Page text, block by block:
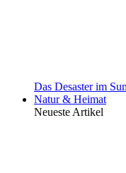
Das Desaster im
Natur & Heimat
Neueste Artikel